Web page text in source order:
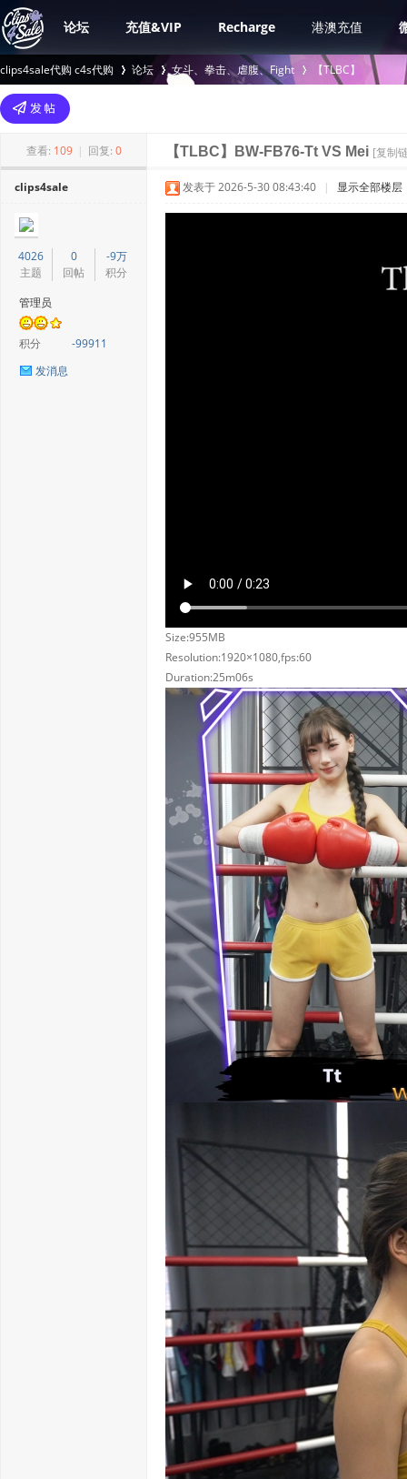
论坛 充值&VIP Recharge 港澳充值
clips4sale代购 c4s代购
>
论坛 女斗、拳击、虐腹、Fight
›
【TLBC】
查看: 109 | 回复: 0 【TLBC】BW-FB76-Tt VS Mei [复制
clips4sale
4026
主题
0
回帖
-9万
积分
管理员
积分
-99911
发消息
发表于 2026-5-30 08:43:40 | 显示全部楼层
Size:955MB
Resolution:1920×1080,fps:60
Duration:25m06s